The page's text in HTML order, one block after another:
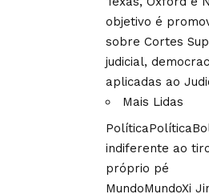
objetivo é
sobre Cortes
judicial,
aplicadas ao
Mais Lidas
PolíticaPolítica
indiferente ao
próprio pé
MundoMundoXi